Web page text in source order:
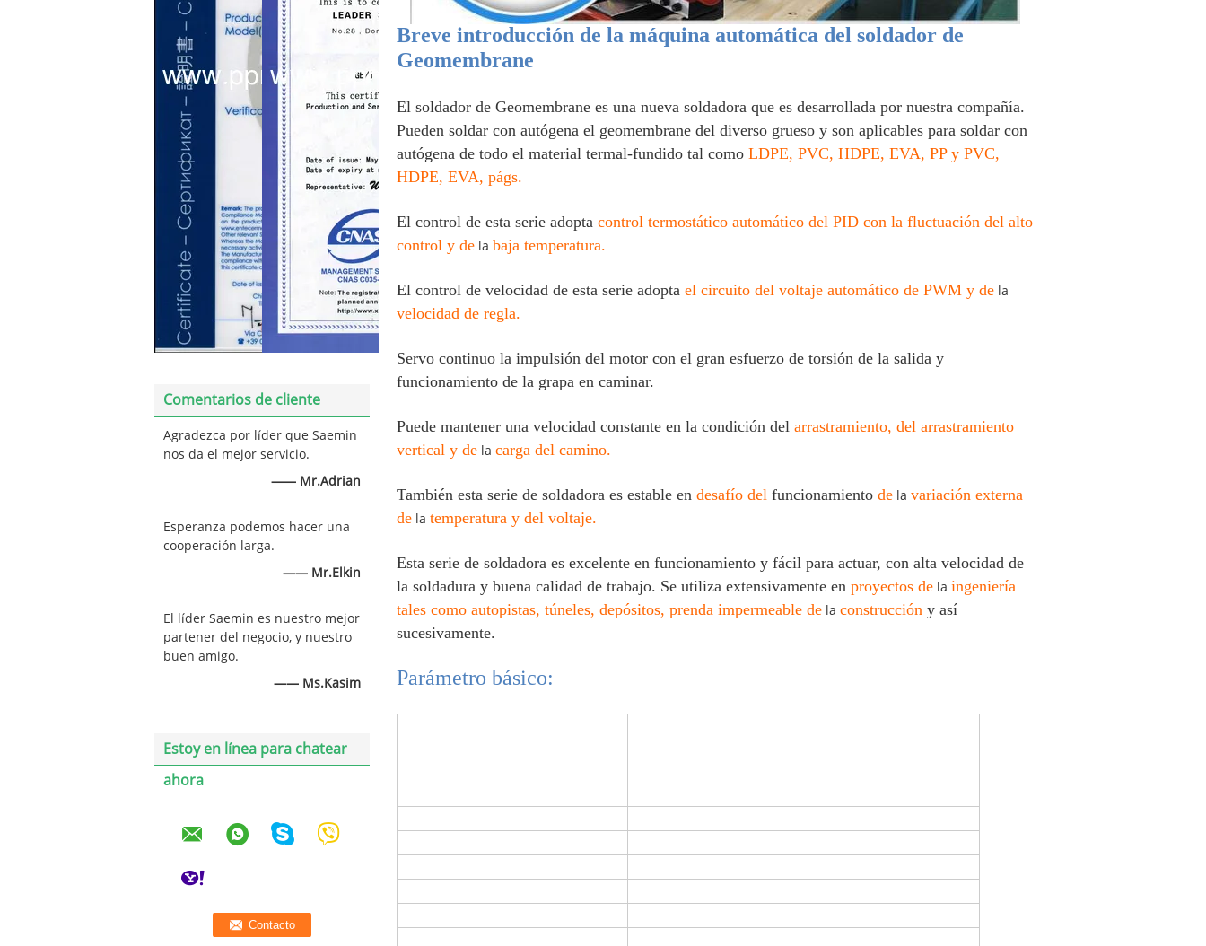
Comentarios de cliente
Agradezca por líder que Saemin
nos da el mejor servicio.
—— Mr.Adrian
Esperanza podemos hacer una
cooperación larga.
—— Mr.Elkin
El líder Saemin es nuestro mejor
partener del negocio, y nuestro
buen amigo.
—— Ms.Kasim
Estoy en línea para chatear
ahora
Breve introducción de la máquina automática del soldador de
Geomembrane
El soldador de Geomembrane es una nueva soldadora que es desarrollada por nuestra compañía.
Pueden soldar con autógena el geomembrane del diverso grueso y son aplicables para soldar con
autógena de todo el material termal-fundido tal como LDPE, PVC, HDPE, EVA, PP y PVC,
HDPE, EVA, págs.
El control de esta serie adopta control termostático automático del PID con la fluctuación del alto
control y de la baja temperatura.
El control de velocidad de esta serie adopta el circuito del voltaje automático de PWM y de la
velocidad de regla.
Servo continuo la impulsión del motor con el gran esfuerzo de torsión de la salida y
funcionamiento de la grapa en caminar.
Puede mantener una velocidad constante en la condición del arrastramiento, del arrastramiento
vertical y de la carga del camino.
También esta serie de soldadora es estable en desafío del funcionamiento de la variación externa
de la temperatura y del voltaje.
Esta serie de soldadora es excelente en funcionamiento y fácil para actuar, con alta velocidad de
la soldadura y buena calidad de trabajo. Se utiliza extensivamente en proyectos de la ingeniería
tales como autopistas, túneles, depósitos, prenda impermeable de la construcción y así
sucesivamente.
Parámetro básico: